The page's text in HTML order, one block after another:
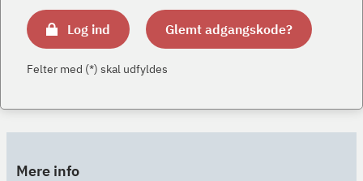
Log ind Glemt adgangskode?
Felter med (*) skal udfyldes
Mere info